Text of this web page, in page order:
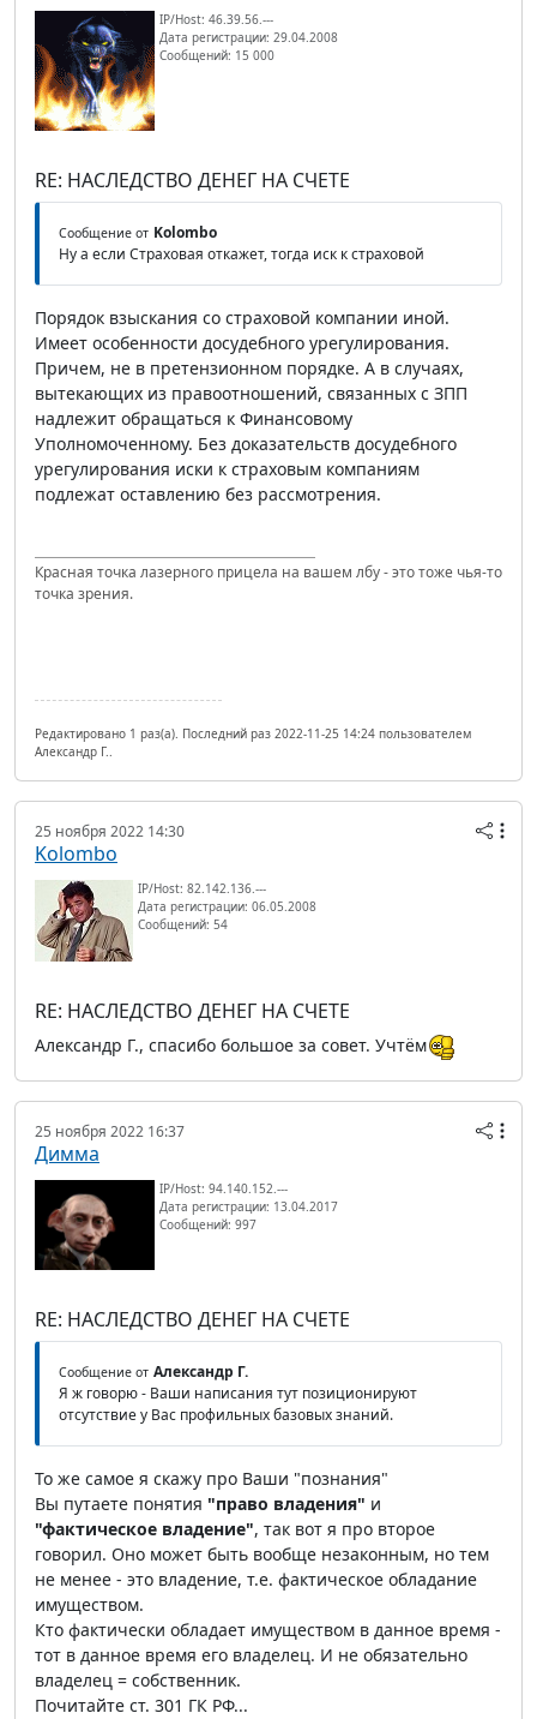
IP/Host: 46.39.56.---
Дата регистрации: 29.04.2008
Сообщений: 15 000
RE: НАСЛЕДСТВО ДЕНЕГ НА СЧЕТЕ
Сообщение от Kolombo
Ну а если Страховая откажет, тогда иск к страховой
Порядок взыскания со страховой компании иной.
Имеет особенности досудебного урегулирования.
Причем, не в претензионном порядке. А в случаях,
вытекающих из правоотношений, связанных с ЗПП
надлежит обращаться к Финансовому
Уполномоченному. Без доказательств досудебного
урегулирования иски к страховым компаниям
подлежат оставлению без рассмотрения.
Красная точка лазерного прицела на вашем лбу - это тоже чья-то
точка зрения.
Редактировано 1 раз(а). Последний раз 2022-11-25 14:24 пользователем
Александр Г..
25 ноября 2022 14:30
Kolombo
IP/Host: 82.142.136.---
Дата регистрации: 06.05.2008
Сообщений: 54
RE: НАСЛЕДСТВО ДЕНЕГ НА СЧЕТЕ
Александр Г., спасибо большое за совет. Учтём
25 ноября 2022 16:37
Димма
IP/Host: 94.140.152.---
Дата регистрации: 13.04.2017
Сообщений: 997
RE: НАСЛЕДСТВО ДЕНЕГ НА СЧЕТЕ
Сообщение от Александр Г.
Я ж говорю - Ваши написания тут позиционируют
отсутствие у Вас профильных базовых знаний.
То же самое я скажу про Ваши "познания"
Вы путаете понятия "право владения" и
"фактическое владение", так вот я про второе
говорил. Оно может быть вообще незаконным, но тем
не менее - это владение, т.е. фактическое обладание
имуществом.
Кто фактически обладает имуществом в данное время -
тот в данное время его владелец. И не обязательно
владелец = собственник.
Почитайте ст. 301 ГК РФ...